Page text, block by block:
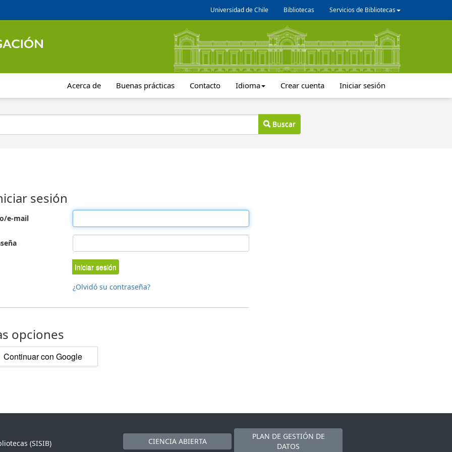
Universidad de Chile Bibliotecas Servicios de Bibliotecas
Acerca de Buenas prácticas Contacto Idioma Crear cuenta Iniciar sesión
Buscar
sesión
e-mail
Iniciar sesión
¿Olvidó su contraseña?
opciones
Continuar con Google
(SISIB)
CIENCIA ABIERTA
PLAN DE GESTIÓN DE
DATOS